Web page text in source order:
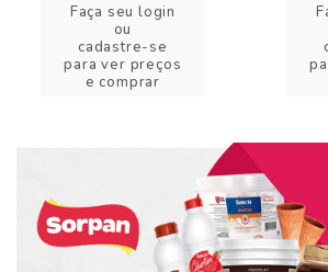
Faça seu login
ou
cadastre-se
para ver preços
e comprar